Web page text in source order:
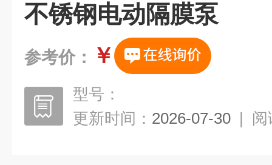
不锈钢电动隔膜泵
参考价： ￥
型号：
更新时间： 2026-07-30 | 阅